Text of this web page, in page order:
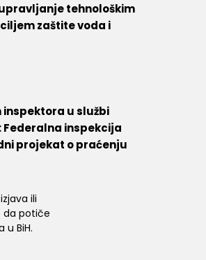
ili
da potiče
u BiH.
tehnološkim
zaštite voda i
u službi
Federalna inspekcija
projekat o praćenju